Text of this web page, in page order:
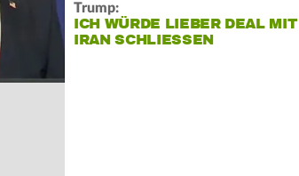
Trump:
ICH WÜRDE LIEBER DEAL MIT
IRAN SCHLIESSEN